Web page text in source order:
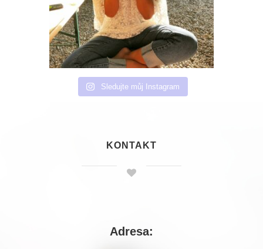
Sledujte můj Instagram
KONTAKT
Adresa: